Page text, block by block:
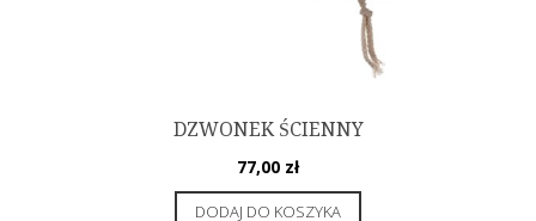
DZWONEK ŚCIENNY
77,00 zł
DODAJ DO KOSZYKA